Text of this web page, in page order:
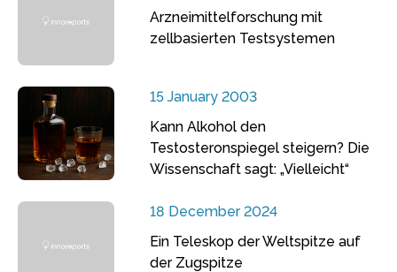
Arzneimittelforschung mit
zellbasierten Testsystemen
15 January 2003
Kann Alkohol den
Testosteronspiegel steigern? Die
Wissenschaft sagt: „Vielleicht“
18 December 2024
Ein Teleskop der Weltspitze auf
der Zugspitze